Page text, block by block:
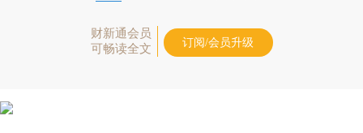
财新通会员
可畅读全文
订阅/会员升级